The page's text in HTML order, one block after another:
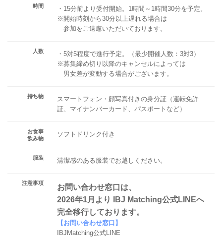
時間
・15分前より受付開始。1時間～1時間30分を予定。
※開始時刻から30分以上遅れる場合は
参加をご遠慮いただいております。
人数
・5対5程度で進行予定。（最少開催人数：3対3）
※募集締め切り以降のキャンセルによっては
男女差が変動する場合がございます。
持ち物
スマートフォン・顔写真付きの身分証（運転免許
証、マイナンバーカード、パスポートなど）
お食事
飲み物
ソフトドリンク付き
服装 清潔感のある服装でお越しください。
注意事項
お問い合わせ窓口は、
2026年1月より IBJ Matching公式LINEへ
完全移行しております。
【お問い合わせ窓口】
IBJMatching公式LINE